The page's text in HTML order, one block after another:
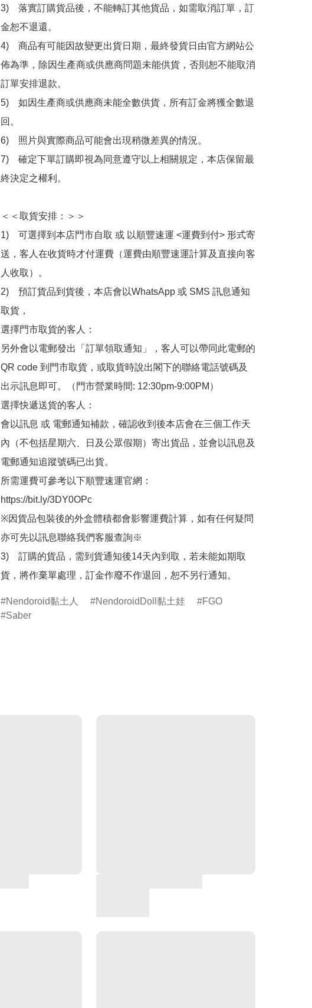
3)　落實訂購貨品後，不能轉訂其他貨品，如需取消訂單，訂
金恕不退還。
4)　商品有可能因故變更出貨日期，最終發貨日由官方網站公
佈為準，除因生產商或供應商問題未能供貨，否則恕不能取消
訂單安排退款。
5)　如因生產商或供應商未能全數供貨，所有訂金將獲全數退
回。
6)　照片與實際商品可能會出現稍微差異的情況。
7)　確定下單訂購即視為同意遵守以上相關規定，本店保留最
終決定之權利。
＜＜取貨安排：＞＞
1)　可選擇到本店門市自取 或 以順豐速運 <運費到付> 形式寄
送，客人在收貨時才付運費（運費由順豐速運計算及直接向客
人收取）。
2)　預訂貨品到貨後，本店會以WhatsApp 或 SMS 訊息通知
取貨，
選擇門市取貨的客人：
另外會以電郵發出「訂單領取通知」，客人可以帶同此電郵的
QR code 到門市取貨，或取貨時說出閣下的聯絡電話號碼及
出示訊息即可。（門市營業時間: 12:30pm-9:00PM）
選擇快遞送貨的客人：
會以訊息 或 電郵通知補款，確認收到後本店會在三個工作天
內（不包括星期六、日及公眾假期）寄出貨品，並會以訊息及
電郵通知追蹤號碼已出貨。
所需運費可參考以下順豐速運官網：
https://bit.ly/3DY0OPc
※因貨品包裝後的外盒體積都會影響運費計算，如有任何疑問
亦可先以訊息聯絡我們客服查詢※
3)　訂購的貨品，需到貨通知後14天內到取，若未能如期取
貨，將作棄單處理，訂金作廢不作退回，恕不另行通知。
Nendoroid黏土人 NendoroidDoll黏土娃
FGO
Saber